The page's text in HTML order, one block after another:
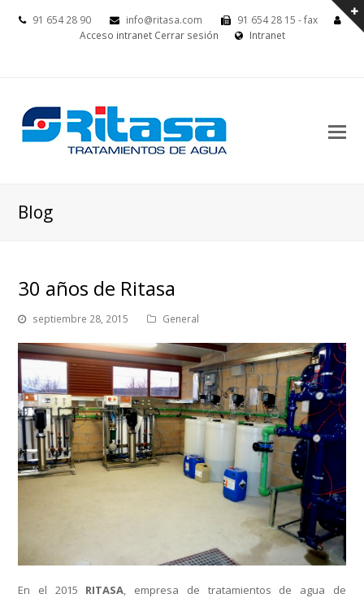
91 654 28 90 info@ritasa.com
91 654 28 15 - fax
Acceso intranet Cerrar sesión Intranet
Blog
30 años de Ritasa
septiembre 28, 2015 General
En el 2015 RITASA, empresa de tratamientos de agua de